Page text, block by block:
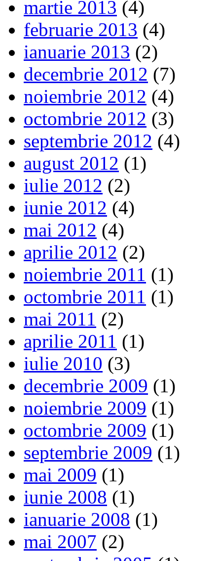
martie 2013 (4)
februarie 2013 (4)
ianuarie 2013 (2)
decembrie 2012 (7)
noiembrie 2012 (4)
octombrie 2012 (3)
septembrie 2012 (4)
august 2012 (1)
iulie 2012 (2)
iunie 2012 (4)
mai 2012 (4)
aprilie 2012 (2)
noiembrie 2011 (1)
octombrie 2011 (1)
mai 2011 (2)
aprilie 2011 (1)
iulie 2010 (3)
decembrie 2009 (1)
noiembrie 2009 (1)
octombrie 2009 (1)
septembrie 2009 (1)
mai 2009 (1)
iunie 2008 (1)
ianuarie 2008 (1)
mai 2007 (2)